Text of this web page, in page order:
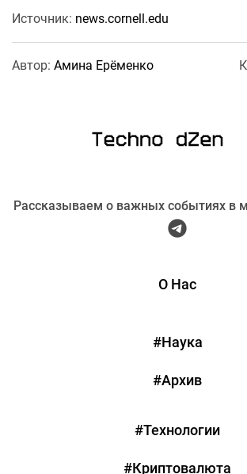
Источник: news.cornell.edu
Автор: Амина Ерёменко
Рассказываем о важных событиях в
О Нас
#Наука
#Архив
#Технологии
#Криптовалюта